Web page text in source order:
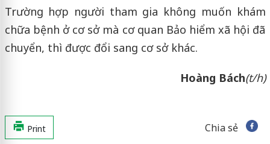
Trường hợp người tham gia không muốn khám
chữa bệnh ở cơ sở mà cơ quan Bảo hiểm xã hội đã
chuyển, thì được đổi sang cơ sở khác.
Hoàng Bách(t/h)
Print Chia sẻ